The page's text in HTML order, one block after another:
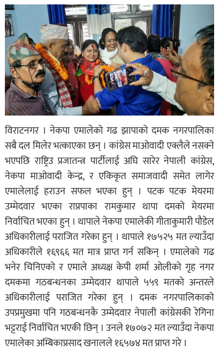
विराटनगर । नेकपा एमालेको गढ झापाको दमक नगरपालिका
सबै दल मिलेर भत्काएका छन् । कांग्रेस माओवादी एक्लैले नसक्ने
भएपछि राष्ट्रिउ प्रजातन्त्र पार्टीलाई अघि सारेर नेपाली कांग्रेस,
नेकपा माओवादी केन्द्र, र एकिकृत समाजवादी समेत लागेर
एमालेलाई हराउन सफल भएका हुन् । पटक पटक मेयरमा
उम्मेदवार भएका राप्रपाका रामकुमार थापा दमको मेयरमा
निर्वाचित भएका हुन् । थापाले नेकपा एमालेकी गीताकुमारी पौडेल
अधिकारीलाई पराजित गरेका हुन् । थापाले १७५२५ मत ल्याउँदा
अधिकारीले १६९६६ मत मात्र प्राप्त गर्न सकिन् । एमालेको गढ
भनेर चिनिएको र एमाले अध्यक्ष केपी शर्मा ओलीको गृह नगर
दमकमा गठबन्धनका उम्मेदवार थापाले ५५९ मतको अन्तरले
अधिकारीलाई पराजित गरेका हुन् । दमक नगरपालिकाको
उपप्रमुखमा पनि गठबन्धनकै उम्मेदवार नेपाली कांग्रेसकी रेगिना
भट्टराई निर्वाचित भएकी छिन् । उनले १७०७२ मत ल्याउँदा नेकपा
एमालेका अम्बिकाप्रसाद खनालले १६५७४ मत प्राप्त गरे ।